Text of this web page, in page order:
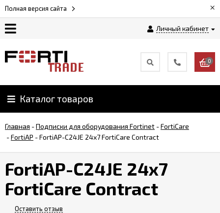
Полная версия сайта ×
Личный кабинет
Как
Доставка
и
оплата
0
Каталог товаров
Главная -Подписки для оборудования Fortinet -FortiCare
-FortiAP -FortiAP-C24JE 24x7 FortiCare Contract
FortiAP-C24JE 24x7
FortiCare Contract
Оставить отзыв